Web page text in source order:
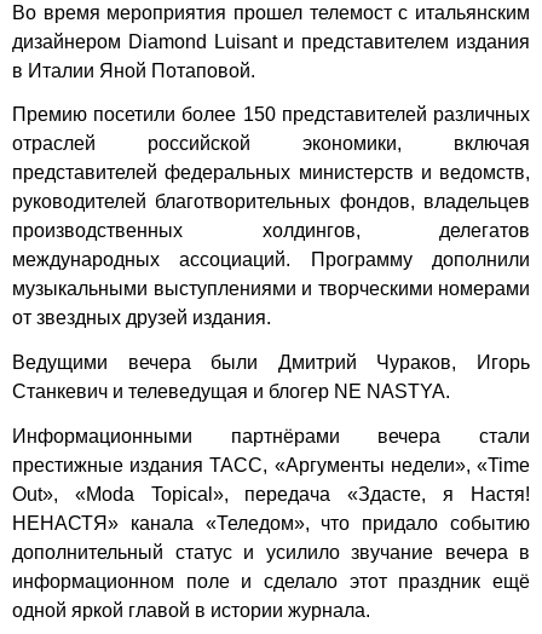
Во время мероприятия прошел телемост с итальянским
дизайнером Diamond Luisant и представителем издания
в Италии Яной Потаповой.
Премию посетили более 150 представителей различных
отраслей российской экономики, включая
представителей федеральных министерств и ведомств,
руководителей благотворительных фондов, владельцев
производственных холдингов, делегатов
международных ассоциаций. Программу дополнили
музыкальными выступлениями и творческими номерами
от звездных друзей издания.
Ведущими вечера были Дмитрий Чураков, Игорь
Станкевич и телеведущая и блогер NE NASTYA.
Информационными партнёрами вечера стали
престижные издания ТАСС, «Аргументы недели», «Time
Out», «Moda Topical», передача «Здасте, я Настя!
НЕНАСТЯ» канала «Теледом», что придало событию
дополнительный статус и усилило звучание вечера в
информационном поле и сделало этот праздник ещё
одной яркой главой в истории журнала.